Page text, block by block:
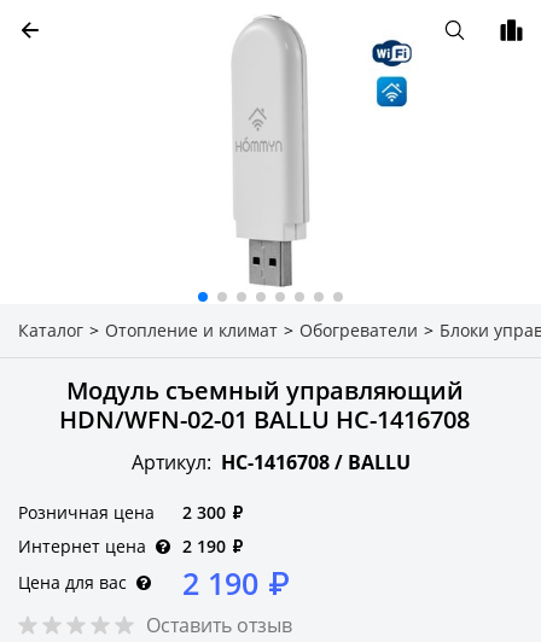
Каталог > Отопление и климат > Обогреватели > Блоки
Модуль съемный управляющий
HDN/WFN-02-01 BALLU НС-1416708
Артикул: НС-1416708 / BALLU
Розничная цена 2 300 ₽
Интернет цена
2 190 ₽
Цена для вас
2 190 ₽
Оставить отзыв